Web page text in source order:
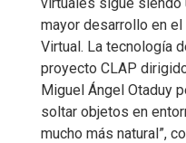
mayor desarrollo en
Virtual. La tecnología
proyecto CLAP
Miguel Ángel Otaduy
soltar objetos en
mucho más natural”,